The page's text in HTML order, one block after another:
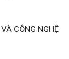
CÔNG NGHỆ